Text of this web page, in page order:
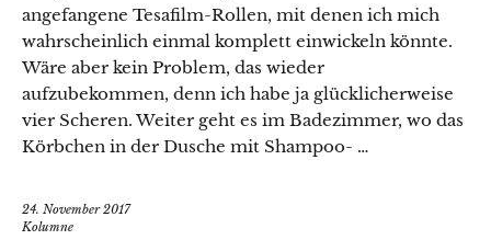
angefangene Tesafilm-Rollen, mit denen ich mich
wahrscheinlich einmal komplett einwickeln könnte.
Wäre aber kein Problem, das wieder
aufzubekommen, denn ich habe ja glücklicherweise
vier Scheren. Weiter geht es im Badezimmer, wo das
Körbchen in der Dusche mit Shampoo- …
24. November 2017
Kolumne